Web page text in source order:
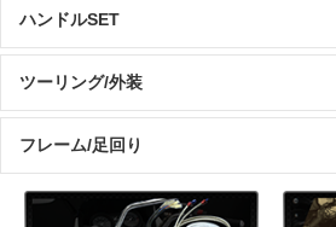
ハンドルSET
ツーリング/外装
フレーム/足回り